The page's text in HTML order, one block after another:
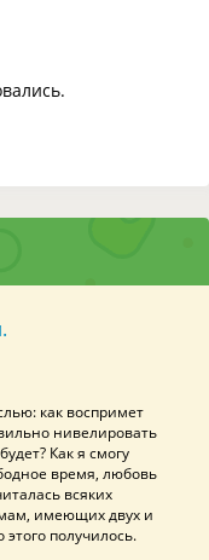
как воспримет
нивелировать
Как я смогу
время, любовь
всяких
имеющих двух и
этого получилось.